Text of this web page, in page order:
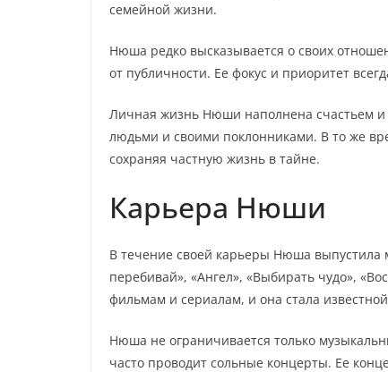
семейной жизни.
Нюша редко высказывается о своих
от публичности. Ее фокус и приоритет
Личная жизнь Нюши наполнена счастьем и
людьми и своими поклонниками. В то же
сохраняя частную жизнь в тайне.
Карьера Нюши
В течение своей карьеры Нюша выпустила
перебивай», «Ангел», «Выбирать чудо»,
фильмам и сериалам, и она стала
Нюша не ограничивается только
часто проводит сольные концерты. Ее